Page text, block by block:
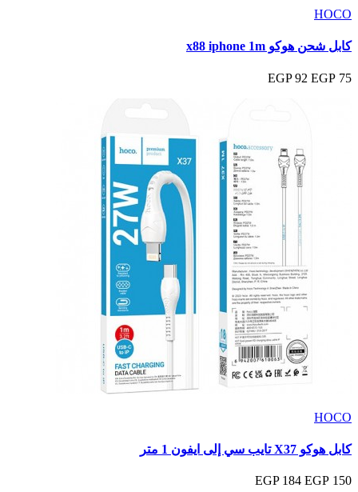
HOCO
كابل شحن هوكو x88 iphone 1m
75 EGP
92 EGP
HOCO
كابل هوكو X37 تايب سي إلى ايفون 1 متر
150 EGP
184 EGP